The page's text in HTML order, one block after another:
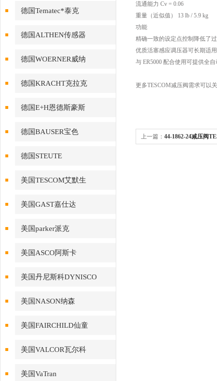
德国Tematec*泰克
德国ALTHEN传感器
德国WOERNER威纳
德国KRACHT克拉克
德国E+H恩德斯豪斯
德国BAUSER宝色
德国STEUTE
美国TESCOM艾默生
美国GAST嘉仕达
美国parker派克
美国ASCO阿斯卡
美国丹尼斯科DYNISCO
美国NASON纳森
美国FAIRCHILD仙童
美国VALCOR瓦尔科
美国VaTran
流通能力 Cv = 0.06
重量（近似值） 13 lb / 5.9 kg
功能
精确一致的设定点控制降低了
优质活塞感应调压器可长期适
与 ER5000 配合使用可提供全
更多TESCOM减压阀需求可以
上一篇： 44-1862-24减压阀